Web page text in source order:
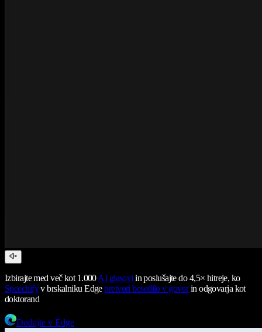
Izbirajte med več kot 1.000AI glasovi in poslušajte do 4,5× hitreje, ko
Speechifyv brskalniku Edgepretvori besedilo v govorin odgovarja kot
doktorand
Dodajte v Edge